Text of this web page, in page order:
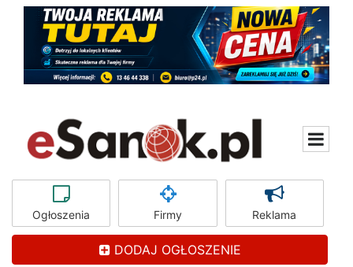
Ogłoszenia Firmy Reklama
DODAJ OGŁOSZENIE